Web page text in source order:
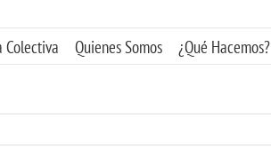
Colectiva Quienes Somos ¿Qué Hacemos?